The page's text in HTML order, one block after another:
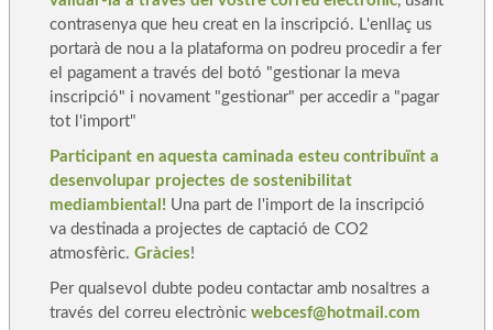
contrasenya que heu creat en la inscripció. L'enllaç us
portarà de nou a la plataforma on podreu procedir a fer
el pagament a través del botó "gestionar la meva
inscripció" i novament "gestionar" per accedir a "pagar
tot l'import"
Participant en aquesta caminada esteu contribuïnt a
desenvolupar projectes de sostenibilitat
mediambiental! Una part de l'import de la inscripció
va destinada a projectes de captació de CO2
atmosfèric. Gràcies!
Per qualsevol dubte podeu contactar amb nosaltres a
través del correu electrònic webcesf@hotmail.com